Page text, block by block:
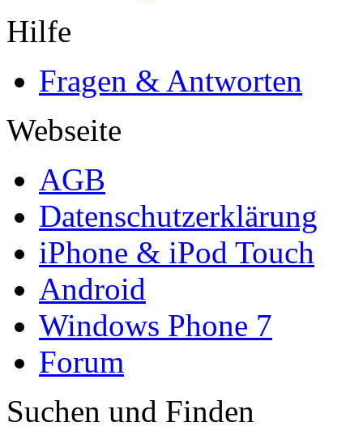
Hilfe
Fragen & Antworten
Webseite
AGB
Datenschutzerklärung
iPhone & iPod Touch
Android
Windows Phone 7
Forum
Suchen und Finden